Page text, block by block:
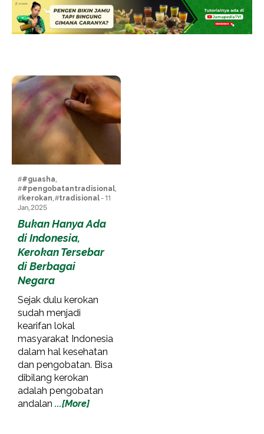
##guasha,
##pengobatantradisional,
#kerokan, #tradisional- 11
Jan, 2025
Bukan Hanya Ada
di Indonesia,
Kerokan Tersebar
di Berbagai
Negara
Sejak dulu kerokan
sudah menjadi
kearifan lokal
masyarakat Indonesia
dalam hal kesehatan
dan pengobatan. Bisa
dibilang kerokan
adalah pengobatan
andalan ...[More]